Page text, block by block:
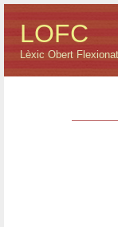
LOFC
Lèxic Obert